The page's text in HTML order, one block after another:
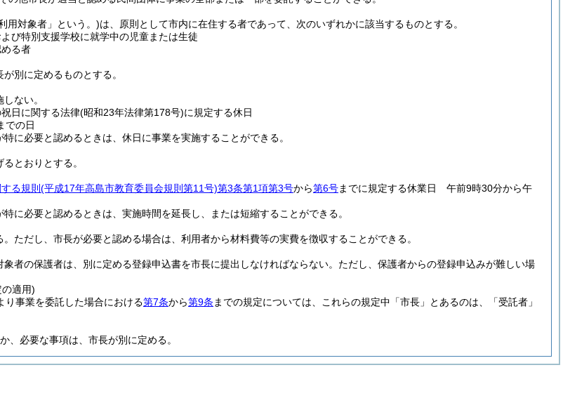
用対象者」という。)は、原則として市内に在住する者であって、次のいずれかに該当するものとする。
び特別支援学校に就学中の児童または生徒
る者
別に定めるものとする。
ない。
日に関する法律(昭和23年法律第178号)に規定する休日
での日
に必要と認めるときは、休日に事業を実施することができる。
とおりとする。
る規則 (平成17年高島市教育委員会規則第11号)第3条第1項第3号から第6号までに規定する休業日 午前9時30分から午
に必要と認めるときは、実施時間を延長し、または短縮することができる。
ただし、市長が必要と認める場合は、利用者から材料費等の実費を徴収することができる。
者の保護者は、別に定める登録申込書を市長に提出しなければならない。 ただし、保護者からの登録申込みが難しい場
適用)
り事業を委託した場合における第7条から第9条 までの規定については、これらの規定中「市長」とあるのは、「受託者」
、必要な事項は、市長が別に定める。